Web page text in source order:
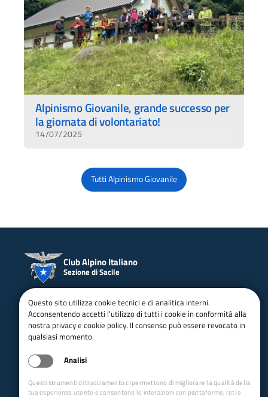
Alpinismo Giovanile, grande successo per
la giornata di volontariato!
14/07/2025
Tutti Alpinismo Giovanile
Club Alpino Italiano
Sezione di Sacile
Apertura Sede: giovedì dalle 20:30 alle 22:00 e dal 1° febbraio
al 30 settembre anche il martedì dalle 20:30 alle 22:00.
Indirizzo Sede: Via S. Giovanni del Tempio, 45/I - 33077 Sacile
(PN)
Email:
sacile@cai.it
Pec:sacile@pec.cai.it
Tel: 0434786437 - 3391617180
C.F: 91001910933
IBAN: IT53D0708464990000000741431
Questo sito utilizza cookie tecnici e di analitica interni.
Acconsentendo accetti l'utilizzo di tutti i cookie in conformità alla
nostra privacy e cookie policy. Il consenso può essere revocato in
qualsiasi momento.
Analisi
Questi strumenti di tracciamento ci permettono di migliorare la qualità della
tua esperienza utente e consentono le interazioni con piattaforme, reti e